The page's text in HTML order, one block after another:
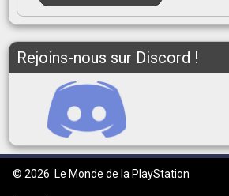
Rejoins-nous sur Discord !
© 2026 Le Monde de la PlayStation